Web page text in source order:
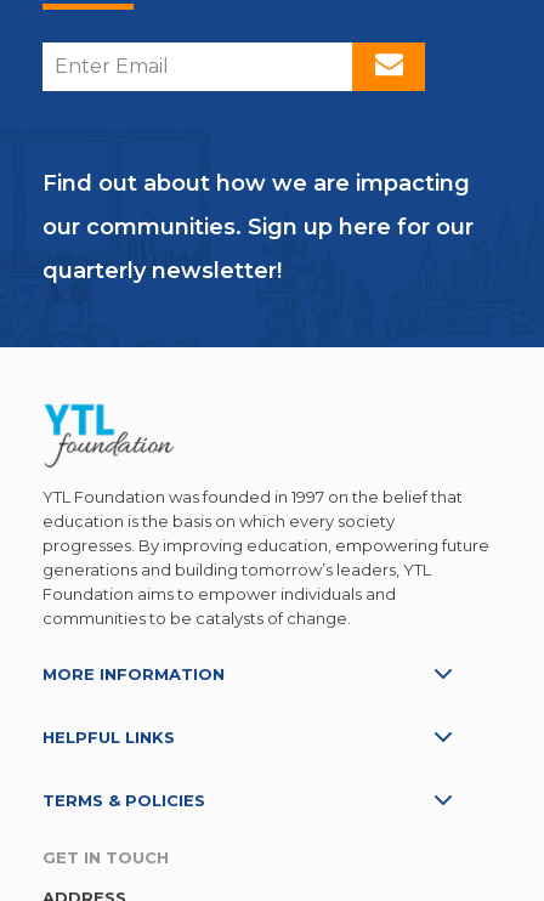
Find out about how we are impacting
our communities. Sign up here for our
quarterly newsletter!
YTL Foundation was founded in 1997 on the belief that
education is the basis on which every society
progresses. By improving education, empowering future
generations and building tomorrow’s leaders, YTL
Foundation aims to empower individuals and
communities to be catalysts of change.
MORE INFORMATION
HELPFUL LINKS
TERMS & POLICIES
GET IN TOUCH